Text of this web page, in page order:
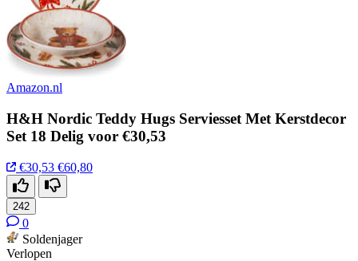
Amazon.nl
H&H Nordic Teddy Hugs Serviesset Met Kerstdecor
Set 18 Delig voor €30,53
€30,53 €60,80
242
0
Soldenjager
Verlopen